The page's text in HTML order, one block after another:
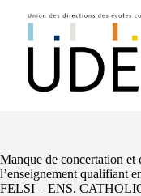
Manque de concertation et
l’enseignement qualifiant
FELSI – ENS.